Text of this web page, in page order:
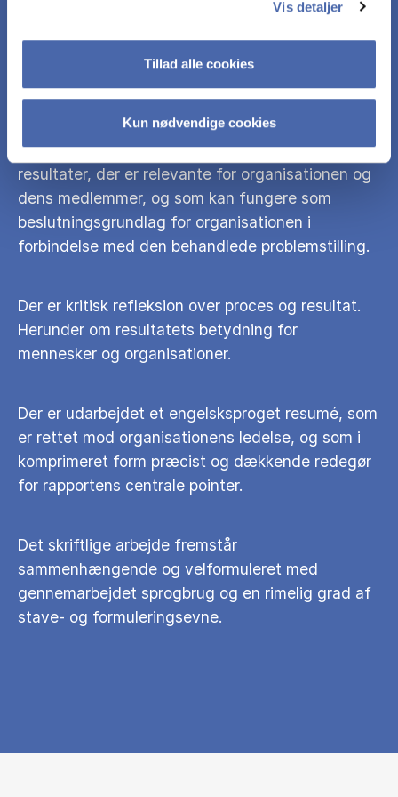
Vis detaljer
Tillad alle cookies
Kun nødvendige cookies
De 3 fagområder (It, erhvervsøkonomi og
organisation) bidrager til at rapporten fremstår
som en samlet helhed.
Præcis og dækkende sammenfatning af
resultater, der er relevante for organisationen og
dens medlemmer, og som kan fungere som
beslutningsgrundlag for organisationen i
forbindelse med den behandlede problemstilling.
Der er kritisk refleksion over proces og resultat.
Herunder om resultatets betydning for
mennesker og organisationer.
Der er udarbejdet et engelsksproget resumé, som
er rettet mod organisationens ledelse, og som i
komprimeret form præcist og dækkende redegør
for rapportens centrale pointer.
Det skriftlige arbejde fremstår
sammenhængende og velformuleret med
gennemarbejdet sprogbrug og en rimelig grad af
stave- og formuleringsevne.